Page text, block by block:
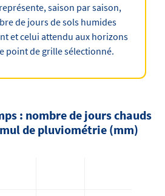
saison par saison,
de jours de sols humides
et celui attendu aux horizons
point de grille sélectionné.
: nombre de jours chauds
de pluviométrie (mm)